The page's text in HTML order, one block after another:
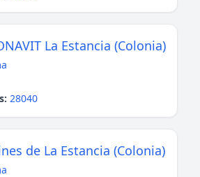
La Estancia (Colonia)
28040
de La Estancia (Colonia)